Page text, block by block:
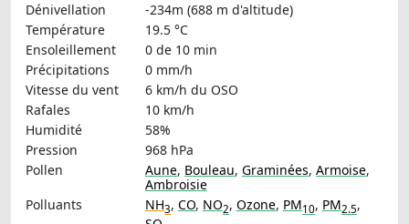
Dénivellation
-234m (688 m d'altitude)
Température
19.5 °C
Ensoleillement
0 de 10 min
Précipitations
0 mm/h
Vitesse du vent
6 km/h du OSO
Rafales
10 km/h
Humidité
58%
Pression
968 hPa
Pollen
Aune, Bouleau, Graminées, Armoise,
Ambroisie
Polluants
NH3, CO, NO2, Ozone, PM10, PM2.5,